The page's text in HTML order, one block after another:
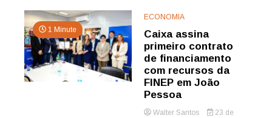
1 Minute
ECONOMIA
Caixa assina
primeiro contrato
de financiamento
com recursos da
FINEP em João
Pessoa
Walter Santos
23 de